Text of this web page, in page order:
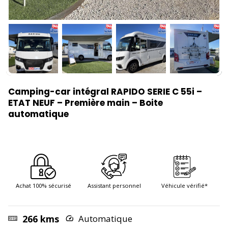
Camping-car intégral RAPIDO SERIE C 55i –
ETAT NEUF – Première main – Boite
automatique
Achat 100% sécurisé Assistant personnel Véhicule vérifié*
266 kms Automatique